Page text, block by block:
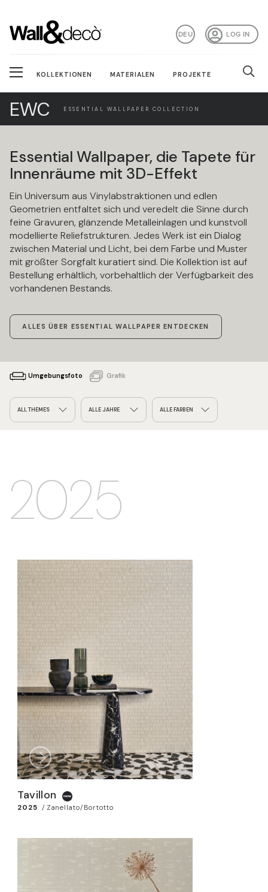
LOG IN
DEU
KOLLEKTIONEN MATERIALEN PROJEKTE
EWC ESSENTIAL WALLPAPER COLLECTION
Essential Wallpaper, die Tapete für
Innenräume mit 3D-Effekt
Ein Universum aus Vinylabstraktionen und edlen
Geometrien entfaltet sich und veredelt die Sinne durch
feine Gravuren, glänzende Metalleinlagen und kunstvoll
modellierte Reliefstrukturen. Jedes Werk ist ein Dialog
zwischen Material und Licht, bei dem Farbe und Muster
mit größter Sorgfalt kuratiert sind. Die Kollektion ist auf
Bestellung erhältlich, vorbehaltlich der Verfügbarkeit des
vorhandenen Bestands.
ALLES ÜBER ESSENTIAL WALLPAPER ENTDECKEN
ALL THEMES ALLE JAHRE ALLE FARBEN
Umgebungsfoto Grafik
2025
Tavillon
2025 / Zanellato/Bortotto